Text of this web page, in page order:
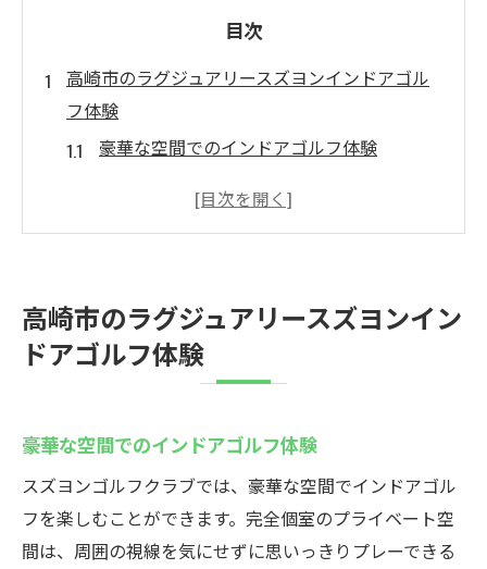
目次
高崎市のラグジュアリースズヨンインドアゴル
フ体験
豪華な空間でのインドアゴルフ体験
スズヨンで手ぶらゴルフを満喫
インドアゴルフの新しい楽しみ方
手ぶらで楽しむ高崎のインドアゴルフ
必要なものは何もいらない
レンタルクラブで手軽にゴルフ
準備いらずの快適プレイ体験
手ぶらで楽しむ贅沢なひと時
高崎市のラグジュアリースズヨンイン
ドアゴルフ体験
豪華な空間でのインドアゴルフ体験
スズヨンゴルフクラブでは、豪華な空間でインドアゴル
フを楽しむことができます。完全個室のプライベート空
間は、周囲の視線を気にせずに思いっきりプレーできる